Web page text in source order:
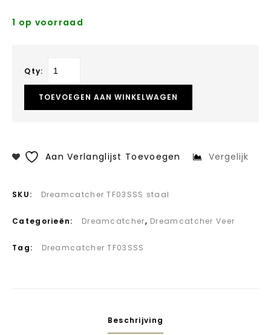
1 op voorraad
Qty:
TOEVOEGEN AAN WINKELWAGEN
Aan Verlanglijst Toevoegen Vergelijk
SKU: Dreamcatcher TF03SSS staal
Categorieën: Dreamcatcher, Dreamcatcher Veer
Tag: Dreamcatcher TF03SSS
Beschrijving